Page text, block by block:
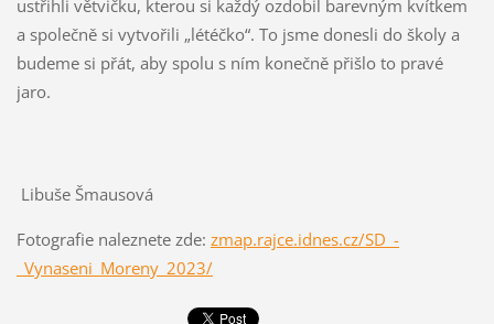
ustřihli větvičku, kterou si každý ozdobil barevným kvítkem
a společně si vytvořili „létéčko“. To jsme donesli do školy a
budeme si přát, aby spolu s ním konečně přišlo to pravé
jaro.
Libuše Šmausová
Fotografie naleznete zde: zmap.rajce.idnes.cz/SD_-
_Vynaseni_Moreny_2023/